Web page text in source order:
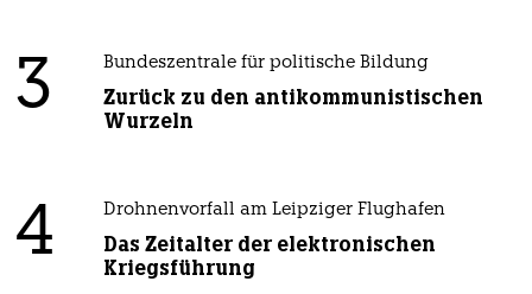
3 Bundeszentrale für politische Bildung
Zurück zu den antikommunistischen
Wurzeln
4 Drohnenvorfall am Leipziger Flughafen
Das Zeitalter der elektronischen
Kriegsführung